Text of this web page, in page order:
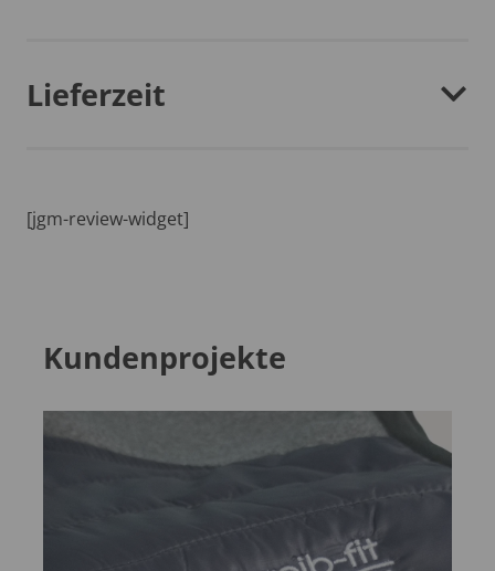
Lieferzeit
[jgm-review-widget]
Kundenprojekte